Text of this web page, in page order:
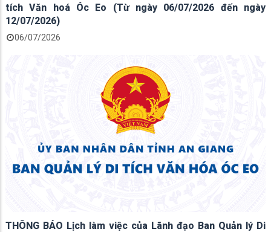
tích Văn hoá Óc Eo (Từ ngày 06/07/2026 đến ngày
12/07/2026)
06/07/2026
THÔNG BÁO Lịch làm việc của Lãnh đạo Ban Quản lý Di